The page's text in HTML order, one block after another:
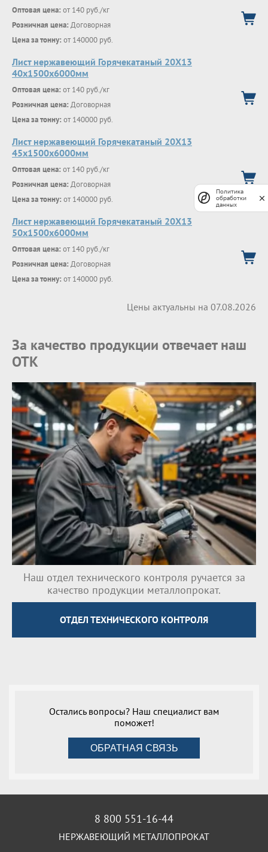
Оптовая цена: от 140 руб./кг
Розничная цена: Договорная
Цена за тонну: от 140000 руб.
Лист нержавеющий Горячекатаный 20Х13
40x1500x6000мм
Оптовая цена: от 140 руб./кг
Розничная цена: Договорная
Цена за тонну: от 140000 руб.
Лист нержавеющий Горячекатаный 20Х13
45x1500x6000мм
Оптовая цена: от 140 руб./кг
Розничная цена: Договорная
Цена за тонну: от 140000 руб.
Лист нержавеющий Горячекатаный 20Х13
50x1500x6000мм
Оптовая цена: от 140 руб./кг
Розничная цена: Договорная
Цена за тонну: от 140000 руб.
Цены актуальны на 07.08.2026
За качество продукции отвечает наш
ОТК
Наш отдел технического контроля ручается за
качество продукции металлопрокат.
ОТДЕЛ ТЕХНИЧЕСКОГО КОНТРОЛЯ
Остались вопросы? Наш специалист вам
поможет!
ОБРАТНАЯ СВЯЗЬ
8 800 551-16-44
НЕРЖАВЕЮЩИЙ МЕТАЛЛОПРОКАТ
Политика
обработки
данных